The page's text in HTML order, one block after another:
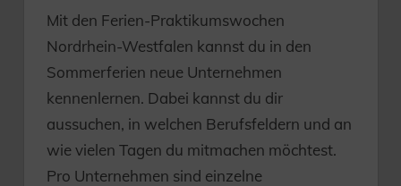
Mit den Ferien-Praktikumswochen
Nordrhein-Westfalen kannst du in den
Sommerferien neue Unternehmen
kennenlernen. Dabei kannst du dir
aussuchen, in welchen Berufsfeldern und an
wie vielen Tagen du mitmachen möchtest.
Pro Unternehmen sind einzelne